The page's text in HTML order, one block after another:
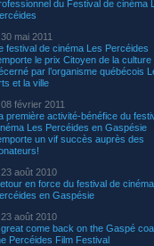
du Festival de cinéma
mai 2011
festival de cinéma Les Percéides
le prix Citoyen de la culture
par l’organisme québécois
et la ville
février 2011
première activité-bénéfice du
Les Percéides en Gaspésie
un vif succès auprès des
août 2010
en force du festival de
en Gaspésie
août 2010
great come back on the Gaspé
Percéides Film Festival